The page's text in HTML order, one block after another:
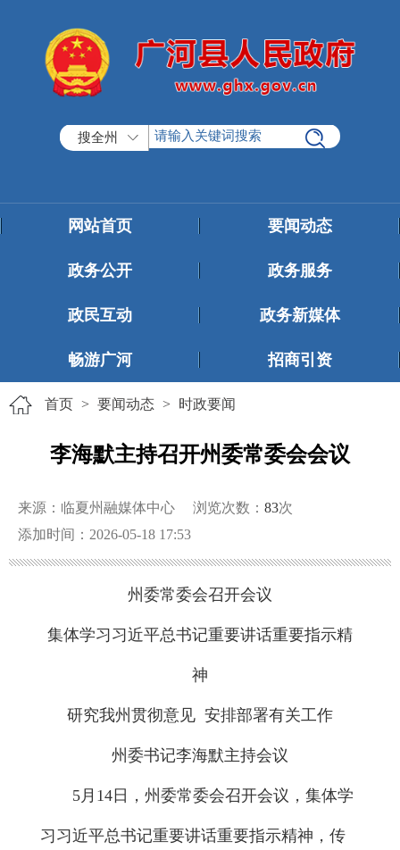
搜全州
网站首页 要闻动态
政务公开 政务服务
政民互动 政务新媒体
畅游广河 招商引资
首页 > 要闻动态 > 时政要闻
李海默主持召开州委常委会会议
来源：临夏州融媒体中心 浏览次数： 83次
添加时间：2026-05-18 17:53
州委常委会召开会议
集体学习习近平总书记重要讲话重要指示精
神
研究我州贯彻意见 安排部署有关工作
州委书记李海默主持会议
5月14日，州委常委会召开会议，集体学
习习近平总书记重要讲话重要指示精神，传